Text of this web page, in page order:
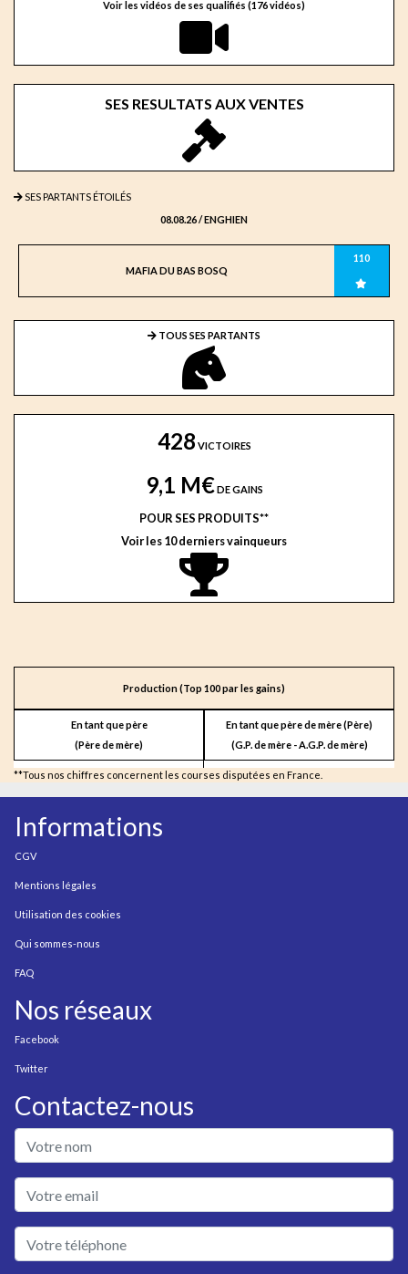
Voir les vidéos de ses qualifiés (176 vidéos)
SES RESULTATS AUX VENTES
SES PARTANTS ÉTOILÉS
08.08.26 / ENGHIEN
MAFIA DU BAS BOSQ
110
TOUS SES PARTANTS
428 VICTOIRES
9,1 M€DE GAINS
POUR SES PRODUITS**
Voir les 10 derniers vainqueurs
Production (Top 100 par les gains)
En tant que père
(Père de mère)
En tant que père de mère (Père)
(G.P. de mère - A.G.P. de mère)
**Tous nos chiffres concernent les courses disputées en France.
Informations
CGV
Mentions légales
Utilisation des cookies
Qui sommes-nous
FAQ
Nos réseaux
Facebook
Twitter
Contactez-nous